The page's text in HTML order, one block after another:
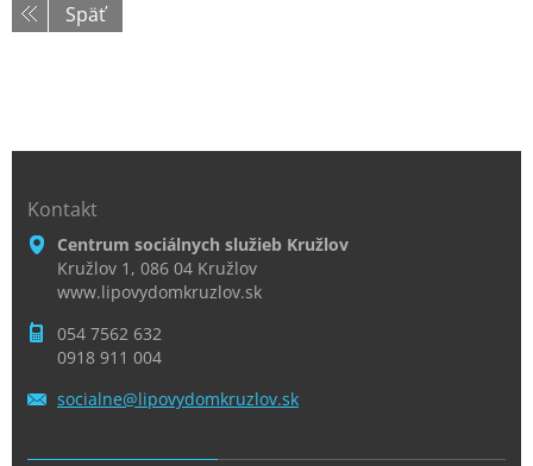
Späť
Kontakt
Centrum sociálnych služieb Kružlov
Kružlov 1, 086 04 Kružlov
www.lipovydomkruzlov.sk
054 7562 632
0918 911 004
socialne@lipovydomkruzlov.sk